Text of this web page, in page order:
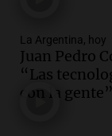
en
mano
La
Episodios
La Argentina, hoy
Juan Pedro
“Las
con la gente”